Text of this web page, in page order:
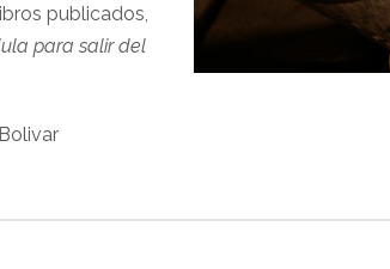
publicados,
para salir del